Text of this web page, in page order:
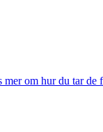
om hur du tar de